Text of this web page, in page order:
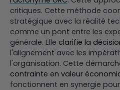
critiques. Cette méthode
stratégique avec la réalité
comme un pont entre les
générale. Elle clarifie la
l'alignement avec les
l'organisation. Cette
contrainte en valeur
fonctionnent en synergie pour